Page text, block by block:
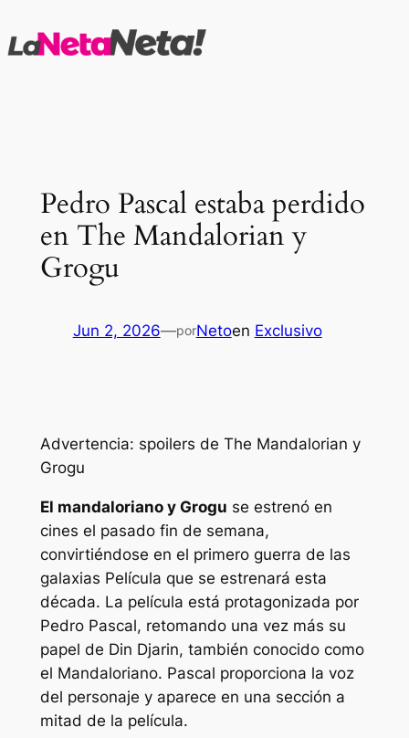
al
Pedro Pascal estaba perdido
en The Mandalorian y
Grogu
Jun 2, 2026—porNetoen Exclusivo
Advertencia: spoilers de The Mandalorian y
Grogu
El mandaloriano y Grogu se estrenó en
cines el pasado fin de semana,
convirtiéndose en el primero guerra de las
galaxias Película que se estrenará esta
década. La película está protagonizada por
Pedro Pascal, retomando una vez más su
papel de Din Djarin, también conocido como
el Mandaloriano. Pascal proporciona la voz
del personaje y aparece en una sección a
mitad de la película.